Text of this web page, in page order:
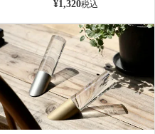
¥1,320税込